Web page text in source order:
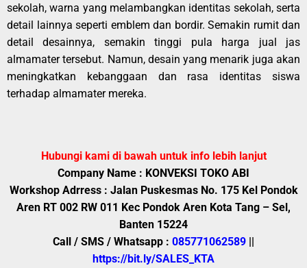
sekolah, warna yang melambangkan identitas sekolah, serta
detail lainnya seperti emblem dan bordir. Semakin rumit dan
detail desainnya, semakin tinggi pula harga jual jas
almamater tersebut. Namun, desain yang menarik juga akan
meningkatkan kebanggaan dan rasa identitas siswa
terhadap almamater mereka.
Hubungi kami di bawah untuk info lebih lanjut
Company Name : KONVEKSI TOKO ABI
Workshop Adrress : Jalan Puskesmas No. 175 Kel Pondok
Aren RT 002 RW 011 Kec Pondok Aren Kota Tang – Sel,
Banten 15224
Call / SMS / Whatsapp : 085771062589
https://bit.ly/SALES_KTA